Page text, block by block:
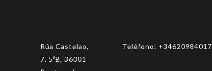
Rúa Castelao,
7, 5ºB, 36001
Teléfono: +34620984017